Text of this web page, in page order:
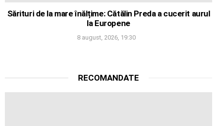
Sărituri de la mare înălțime: Cătălin Preda a cucerit aurul
la Europene
8 august, 2026, 19:30
RECOMANDATE